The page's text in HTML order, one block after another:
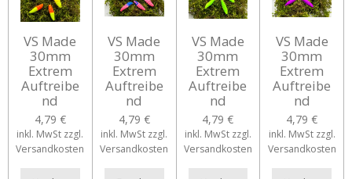
VS Made
30mm
Extrem
Auftreibe
nd
4,79 €
inkl. MwSt zzgl.
Versandkosten
VS Made
30mm
Extrem
Auftreibe
nd
4,79 €
inkl. MwSt zzgl.
Versandkosten
VS Made
30mm
Extrem
Auftreibe
nd
4,79 €
inkl. MwSt zzgl.
Versandkosten
VS Made
30mm
Extrem
Auftreibe
nd
4,79 €
inkl. MwSt zzgl.
Versandkosten